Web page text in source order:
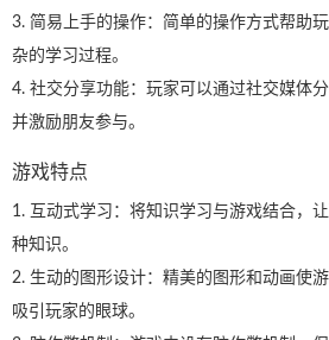
3. 简易上手的操作：简单的操作方式帮助
杂的学习过程。
4. 社交分享功能：玩家可以通过社交媒体
并激励朋友参与。
游戏特点
1. 互动式学习：将知识学习与游戏结合，
种知识。
2. 生动的图形设计：精美的图形和动画使
吸引玩家的眼球。